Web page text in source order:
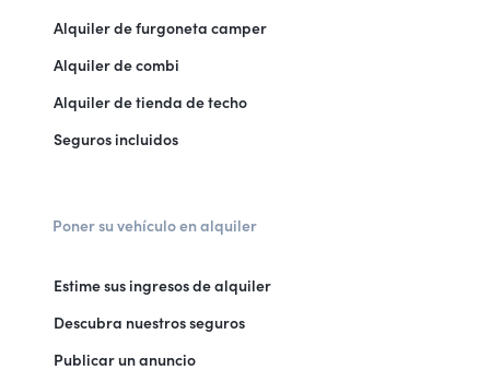
Alquiler de furgoneta camper
Alquiler de combi
Alquiler de tienda de techo
Seguros incluidos
Poner su vehículo en alquiler
Estime sus ingresos de alquiler
Descubra nuestros seguros
Publicar un anuncio